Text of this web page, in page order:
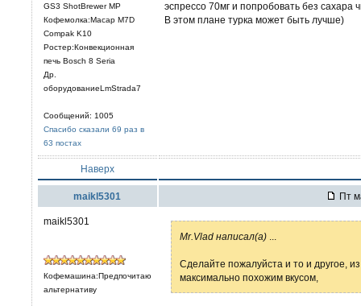
GS3 ShotBrewer MP
Кофемолка:Macap M7D
Compak K10
Ростер:Конвекционная
печь Bosch 8 Seria
Др.
оборудованиеLmStrada7
Сообщений: 1005
Спасибо сказали 69 раз в
63 постах
эспрессо 70мг и попробовать без сахара
В этом плане турка может быть лучше)
Наверх
maikl5301 Пт
maikl5301
Кофемашина:Предпочитаю
альтернативу
Mr.Vlad написал(а)
Сделайте пожалуйста и то и другое,
максимально похожим вкусом,